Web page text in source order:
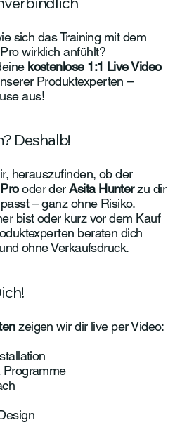
sich das Training mit dem
wirklich anfühlt?
kostenlose 1:1 Live Video
Produktexperten –
aus!
herauszufinden, ob der
oder derAsita Hunterzu dir
– ganz ohne Risiko.
bist oder kurz vor dem Kauf
beraten dich
ohne Verkaufsdruck.
Deshalb!
zeigen wir dir live per Video:
Programme